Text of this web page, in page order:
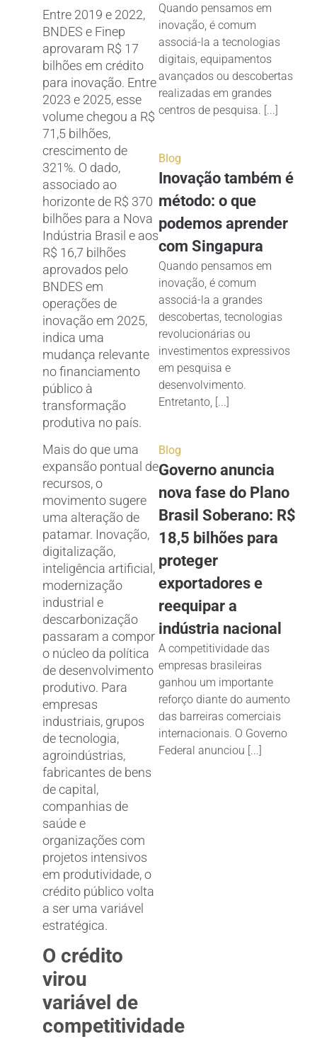
Entre 2019 e 2022,
BNDES e Finep
aprovaram R$ 17
bilhões em crédito
para inovação. Entre
2023 e 2025, esse
volume chegou a R$
71,5 bilhões,
crescimento de
321%. O dado,
associado ao
horizonte de R$ 370
bilhões para a Nova
Indústria Brasil e aos
R$ 16,7 bilhões
aprovados pelo
BNDES em
operações de
inovação em 2025,
indica uma
mudança relevante
no financiamento
público à
transformação
produtiva no país.
Mais do que uma
expansão pontual de
recursos, o
movimento sugere
uma alteração de
patamar. Inovação,
digitalização,
inteligência artificial,
modernização
industrial e
descarbonização
passaram a compor
o núcleo da política
de desenvolvimento
produtivo. Para
empresas
industriais, grupos
de tecnologia,
agroindústrias,
fabricantes de bens
de capital,
companhias de
saúde e
organizações com
projetos intensivos
em produtividade, o
crédito público volta
a ser uma variável
estratégica.
O crédito
virou
variável de
competitividade
Quando pensamos em
inovação, é comum
associá-la a tecnologias
digitais, equipamentos
avançados ou descobertas
realizadas em grandes
centros de pesquisa. [...]
Blog
Inovação também é
método: o que
podemos aprender
com Singapura
Quando pensamos em
inovação, é comum
associá-la a grandes
descobertas, tecnologias
revolucionárias ou
investimentos expressivos
em pesquisa e
desenvolvimento.
Entretanto, [...]
Blog
Governo anuncia
nova fase do Plano
Brasil Soberano: R$
18,5 bilhões para
proteger
exportadores e
reequipar a
indústria nacional
A competitividade das
empresas brasileiras
ganhou um importante
reforço diante do aumento
das barreiras comerciais
internacionais. O Governo
Federal anunciou [...]